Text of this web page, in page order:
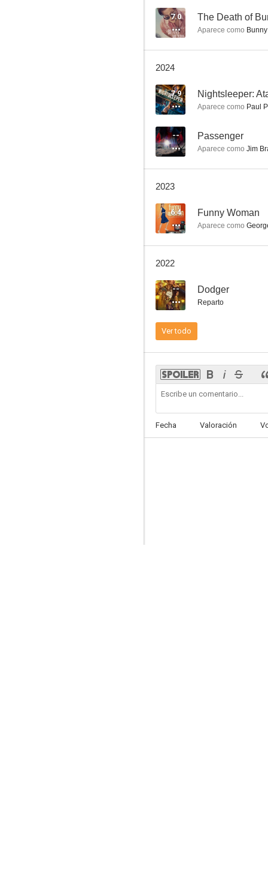
7.9
7.5
6.8
7.0 The Death of
Aparece como
2024
7.9 Nightsleeper:
Aparece como Paul
-- Passenger
Aparece como Jim
2023
6.4 Funny Woman
Aparece como
2022
-- Dodger
Reparto
Ver todo
Fecha Valoración